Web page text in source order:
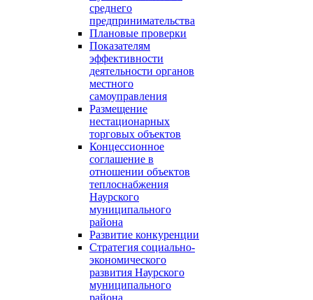
среднего
предпринимательства
Плановые проверки
Показателям
эффективности
деятельности органов
местного
самоуправления
Размещение
нестационарных
торговых объектов
Концессионное
соглашение в
отношении объектов
теплоснабжения
Наурского
муниципального
района
Развитие конкуренции
Стратегия социально-
экономического
развития Наурского
муниципального
района